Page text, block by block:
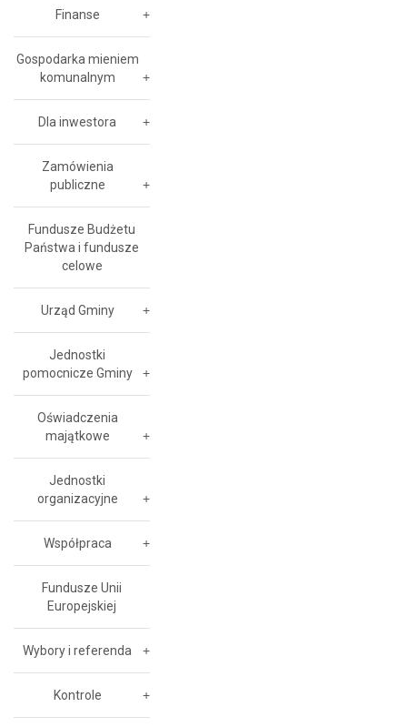
Finanse
Gospodarka mieniem
komunalnym
Dla inwestora
Zamówienia
publiczne
Fundusze Budżetu
Państwa i fundusze
celowe
Urząd Gminy
Jednostki
pomocnicze Gminy
Oświadczenia
majątkowe
Jednostki
organizacyjne
Współpraca
Fundusze Unii
Europejskiej
Wybory i referenda
Kontrole